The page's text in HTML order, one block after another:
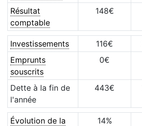
Résultat
comptable
148€
Investissements 116€
Emprunts
souscrits
0€
Dette à la fin de
l'année
443€
Évolution de la
14%